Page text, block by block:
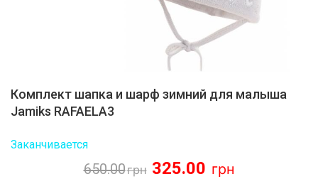
Комплект шапка и шарф зимний для малыша
Jamiks RAFAELA3
Заканчивается
650.00 325.00